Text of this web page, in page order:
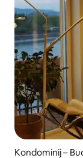
Kondominij –